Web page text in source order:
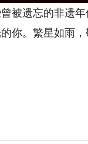
遗忘的非遗年
你。繁星如雨